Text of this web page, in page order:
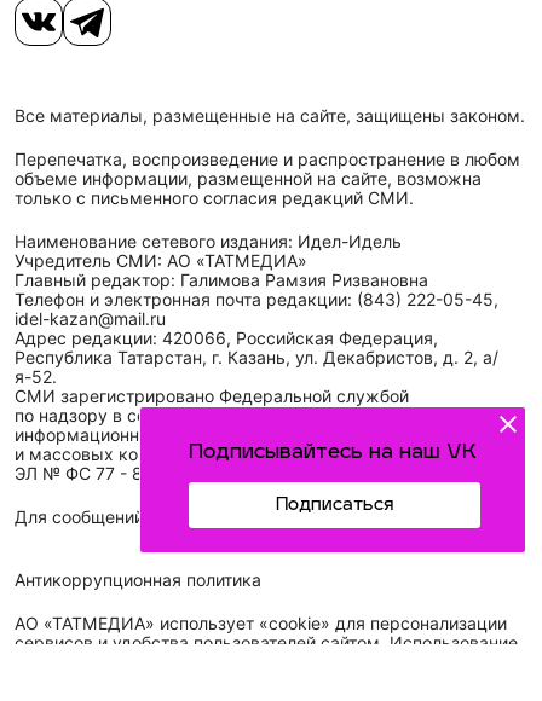
Подписывайтесь на наш VK
Подписаться
Все материалы, размещенные на сайте, защищены законом.
Перепечатка, воспроизведение и распространение в любом
объеме информации, размещенной на сайте, возможна
только с письменного согласия редакций СМИ.
Наименование сетевого издания: Идел-Идель
Учредитель СМИ: АО «ТАТМЕДИА»
Главный редактор: Галимова Рамзия Ризвановна
Телефон и электронная почта редакции: (843) 222-05-45,
idel-kazan@mail.ru
Адрес редакции: 420066, Российская Федерация,
Республика Татарстан, г. Казань, ул. Декабристов, д. 2, а/
я-52.
СМИ зарегистрировано Федеральной службой
по надзору в сфере связи,
информационных технологий
и массовых коммуникаций (Роскомнадзор)
ЭЛ № ФС 77 - 89431 от 14.05.2025
Для сообщений о фактах коррупции: idel-kazan@mail.ru
Антикоррупционная политика
АО «ТАТМЕДИА» использует «cookie» для персонализации
сервисов и удобства пользователей сайтом. Использование